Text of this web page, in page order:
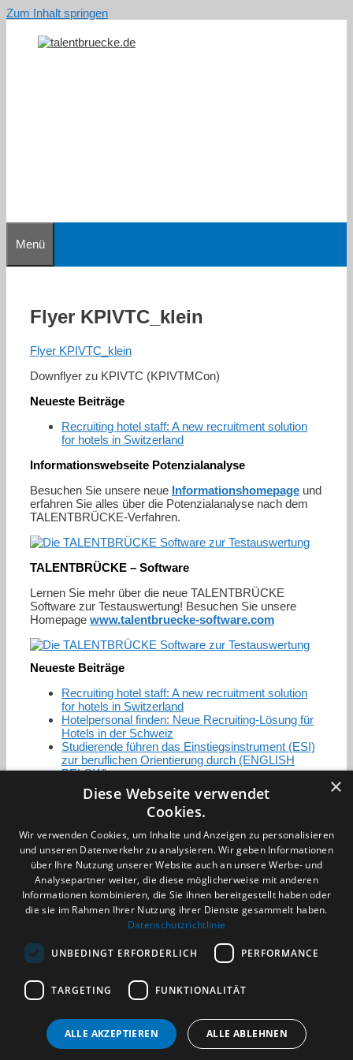
Zum Inhalt springen
Menü
Flyer KPIVTC_klein
Flyer KPIVTC_klein
Downflyer zu KPIVTC (KPIVTMCon)
Neueste Beiträge
Recruiting hotel staff: A new recruitment solution
for hotels in Switzerland
Informationswebseite Potenzialanalyse
Besuchen Sie unsere neue Informationshomepage und
erfahren Sie alles über die Potenzialanalyse nach dem
TALENTBRÜCKE-Verfahren.
TALENTBRÜCKE – Software
Lernen Sie mehr über die neue TALENTBRÜCKE
Software zur Testauswertung! Besuchen Sie unsere
Homepage www.talentbruecke-software.com
Neueste Beiträge
Recruiting hotel staff: A new recruitment solution
for hotels in Switzerland
Hotelpersonal finden: Neue Recruiting-Lösung für
Hotels in der Schweiz
Studierende führen das Einstiegsinstrument (ESI)
zur beruflichen Orientierung durch (ENGLISH
BELOW)
Zertifizierung / Mitgliedschaften
Datenschutzerklärung
Benachrichtigungsservice
Kontakt und Anfahrt
×
Diese Webseite verwendet
Cookies.
Wir verwenden Cookies, um Inhalte und Anzeigen zu personalisieren
und unseren Datenverkehr zu analysieren. Wir geben Informationen
über Ihre Nutzung unserer Website auch an unsere Werbe- und
Analysepartner weiter, die diese möglicherweise mit anderen
Informationen kombinieren, die Sie ihnen bereitgestellt haben oder
die sie im Rahmen Ihrer Nutzung ihrer Dienste gesammelt haben.
Datenschutzrichtlinie
UNBEDINGT ERFORDERLICH PERFORMANCE
TARGETING FUNKTIONALITÄT
ALLE AKZEPTIEREN ALLE ABLEHNEN